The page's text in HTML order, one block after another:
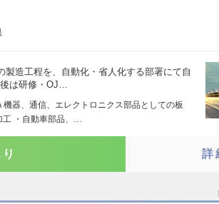
造工程を、自動化・省人化する部署にて自
は研修・OJ…
機器、通信、エレクトロニクス部品としての板
工 ・自動車部品、…
詳